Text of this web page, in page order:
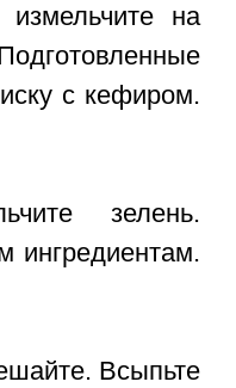
на
с кефиром.
зелень.
ингредиентам.
Всыпьте